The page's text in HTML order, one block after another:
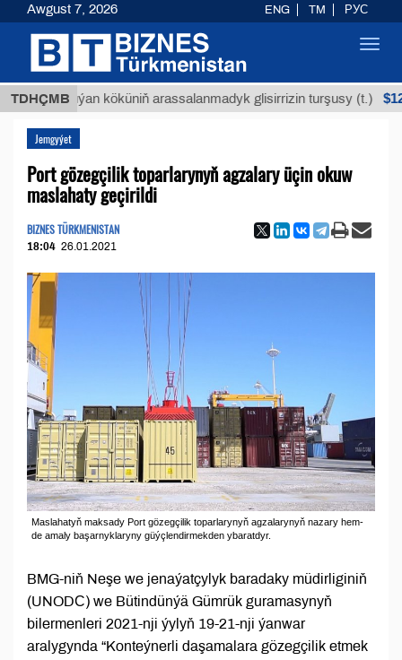
TDHÇMB
Buýan köküniň arassalanmadyk glisirrizin turşusy (t.) $12935,18
Jemgyýet
Port gözegçilik toparlarynyň agzalary üçin okuw
maslahaty geçirildi
BIZNES TÜRKMENISTAN
18:04 26.01.2021
Maslahatyň maksady Port gözegçilik toparlarynyň agzalarynyň nazary hem-
de amaly başarnyklaryny güýçlendirmekden ybaratdyr.
BMG-niň Neşe we jenaýatçylyk baradaky müdirliginiň
(UNODС) we Bütindünýä Gümrük guramasynyň
bilermenleri 2021-nji ýylyň 19-21-nji ýanwar
aralygynda “Konteýnerli daşamalara gözegçilik etmek
Awgust 7, 2026 ENG TM РУС